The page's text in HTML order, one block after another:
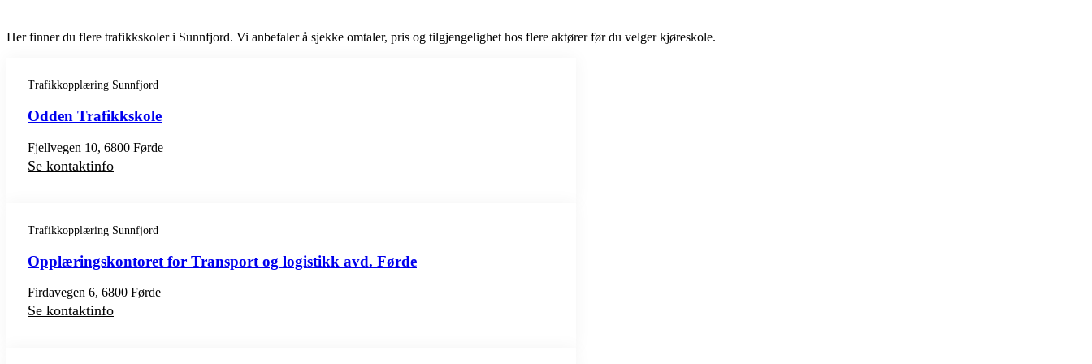
Her finner du flere trafikkskoler i Sunnfjord. Vi anbefaler å sjekke omtaler, pris og tilgjengelighet hos flere aktører før du velger kjøreskole.
Trafikkopplæring Sunnfjord
Odden Trafikkskole
Fjellvegen 10, 6800 Førde
Se kontaktinfo
Trafikkopplæring Sunnfjord
Opplæringskontoret for Transport og logistikk avd. Førde
Firdavegen 6, 6800 Førde
Se kontaktinfo